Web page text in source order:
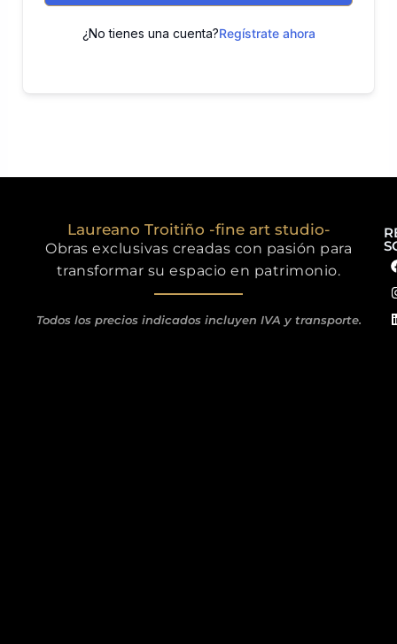
¿No tienes una cuenta?Regístrate ahora
Laureano Troitiño -fine art studio-
Obras exclusivas creadas con pasión para
transformar su espacio en patrimonio.
Todos los precios indicados incluyen IVA y transporte.